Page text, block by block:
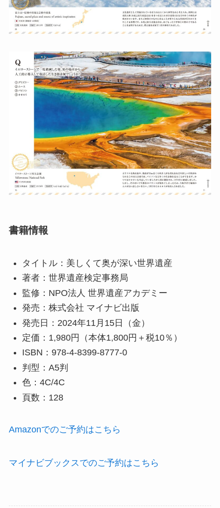
書籍情報
タイトル：美しくて奥が深い世界遺産
著者：世界遺産検定事務局
監修：NPO法人 世界遺産アカデミー
発売：株式会社 マイナビ出版
発売日：2024年11月15日（金）
定価：1,980円（本体1,800円＋税10％）
ISBN：978-4-8399-8777-0
判型：A5判
色：4C/4C
頁数：128
Amazonでのご予約はこちら
マイナビブックスでのご予約はこちら